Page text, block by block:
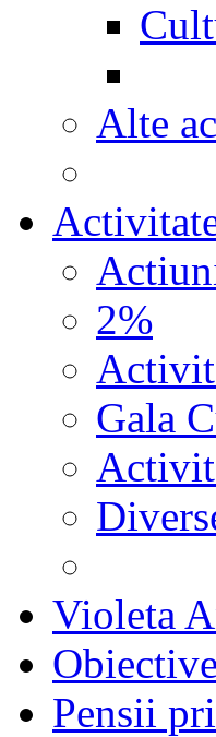
Alte
2%
Gala
Violeta
Obiective
Pensii